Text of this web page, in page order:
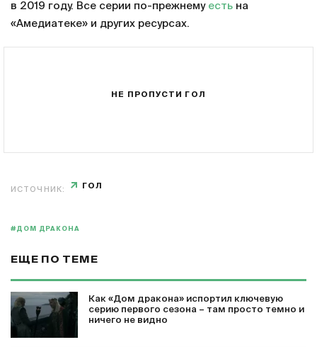
в 2019 году. Все серии по-прежнему есть на
«Амедиатеке» и других ресурсах.
НЕ ПРОПУСТИ ГОЛ
ИСТОЧНИК: ГОЛ
#ДОМ ДРАКОНА
ЕЩЕ ПО ТЕМЕ
Как «Дом дракона» испортил ключевую
серию первого сезона – там просто темно и
ничего не видно